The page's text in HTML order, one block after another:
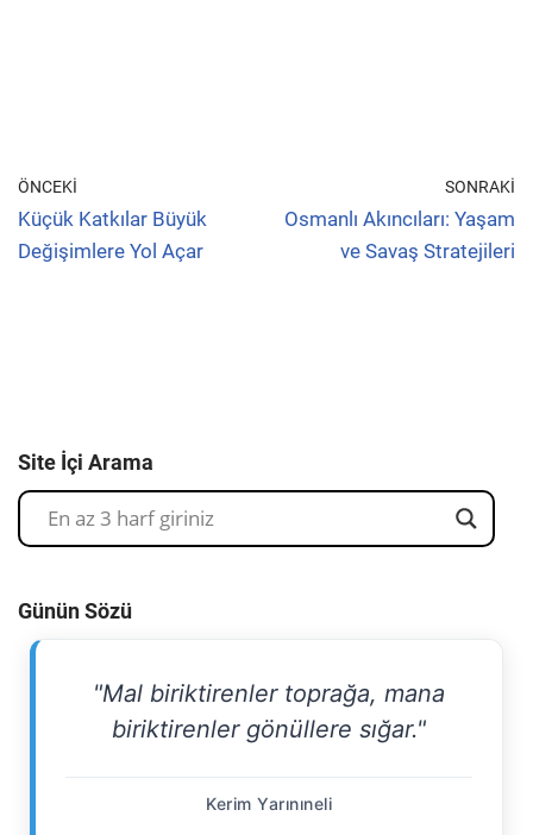
ÖNCEKI
Küçük Katkılar Büyük
Değişimlere Yol Açar
SONRAKI
Osmanlı Akıncıları: Yaşam
ve Savaş Stratejileri
Site İçi Arama
Günün Sözü
"Mal biriktirenler toprağa, mana
biriktirenler gönüllere sığar."
Kerim Yarınıneli